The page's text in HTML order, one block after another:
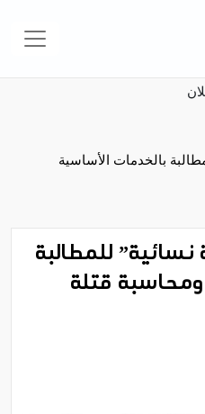
بالخدمات الأساسية
للمطالبة
ومحاسبة قتلة